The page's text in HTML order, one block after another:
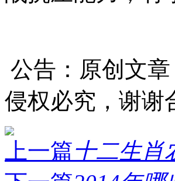
战抗压能力，将
公告：原创文
侵权必究，谢谢
上一篇十二生肖